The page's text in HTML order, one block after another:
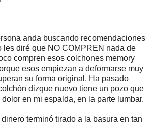
anda buscando recomendaciones
les diré que NO COMPREN nada de
compren esos colchones memory
esos empiezan a deformarse muy
su forma original. Ha pasado
dizque nuevo tiene un pozo que
en mi espalda, en la parte lumbar.
terminó tirado a la basura en tan